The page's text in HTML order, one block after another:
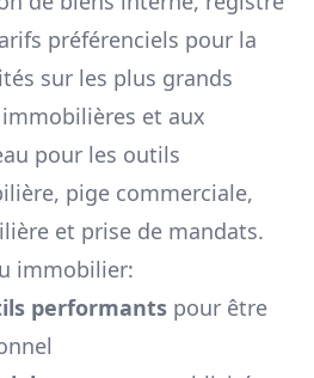
préférenciels pour la
sur les plus grands
et aux
pour les outils
pige commerciale,
et prise de mandats.
immobilier:
performants pour être